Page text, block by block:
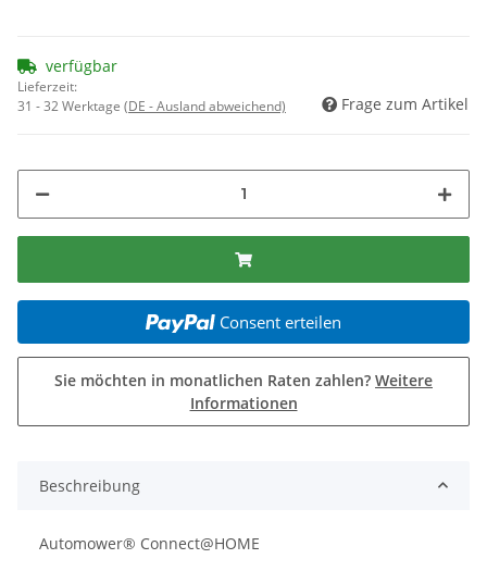
verfügbar
Lieferzeit:
31 - 32 Werktage (DE - Ausland abweichend) Frage zum Artikel
Consent erteilen
Sie möchten in monatlichen Raten zahlen? Weitere
Informationen
Beschreibung
Automower® Connect@HOME